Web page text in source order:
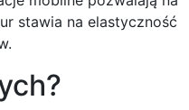
stawia na elastyczność